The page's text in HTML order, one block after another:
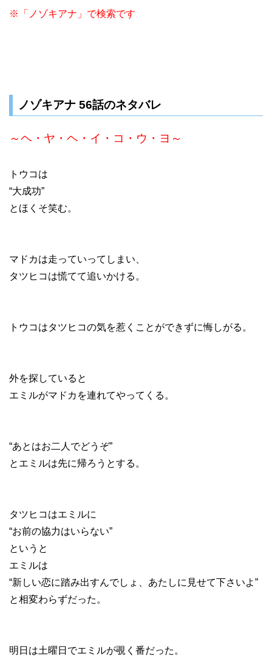
※「ノゾキアナ」で検索です
ノゾキアナ 56話のネタバレ
～ヘ・ヤ・ヘ・イ・コ・ウ・ヨ～
トウコは
“大成功”
とほくそ笑む。
マドカは走っていってしまい、
タツヒコは慌てて追いかける。
トウコはタツヒコの気を惹くことができずに悔しがる。
外を探していると
エミルがマドカを連れてやってくる。
“あとはお二人でどうぞ”
とエミルは先に帰ろうとする。
タツヒコはエミルに
“お前の協力はいらない”
というと
エミルは
“新しい恋に踏み出すんでしょ、あたしに見せて下さいよ”
と相変わらずだった。
明日は土曜日でエミルが覗く番だった。